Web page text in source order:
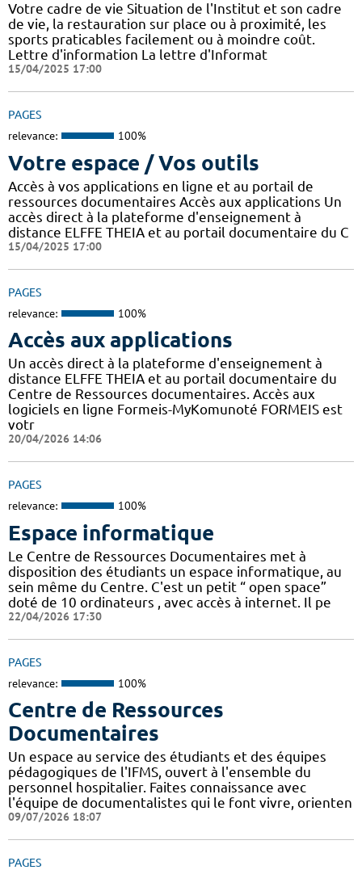
Votre cadre de vie Situation de l'Institut et son cadre
de vie, la restauration sur place ou à proximité, les
sports praticables facilement ou à moindre coût.
Lettre d'information La lettre d'Informat
15/04/2025 17:00
PAGES
relevance: 100%
Votre espace / Vos outils
Accès à vos applications en ligne et au portail de
ressources documentaires Accès aux applications Un
accès direct à la plateforme d'enseignement à
distance ELFFE THEIA et au portail documentaire du C
15/04/2025 17:00
PAGES
relevance: 100%
Accès aux applications
Un accès direct à la plateforme d'enseignement à
distance ELFFE THEIA et au portail documentaire du
Centre de Ressources documentaires. Accès aux
logiciels en ligne Formeis-MyKomunoté FORMEIS est
votr
20/04/2026 14:06
PAGES
relevance: 100%
Espace informatique
Le Centre de Ressources Documentaires met à
disposition des étudiants un espace informatique, au
sein même du Centre. C'est un petit “ open space”
doté de 10 ordinateurs , avec accès à internet. Il pe
22/04/2026 17:30
PAGES
relevance: 100%
Centre de Ressources
Documentaires
Un espace au service des étudiants et des équipes
pédagogiques de l'IFMS, ouvert à l'ensemble du
personnel hospitalier. Faites connaissance avec
l'équipe de documentalistes qui le font vivre, orienten
09/07/2026 18:07
PAGES